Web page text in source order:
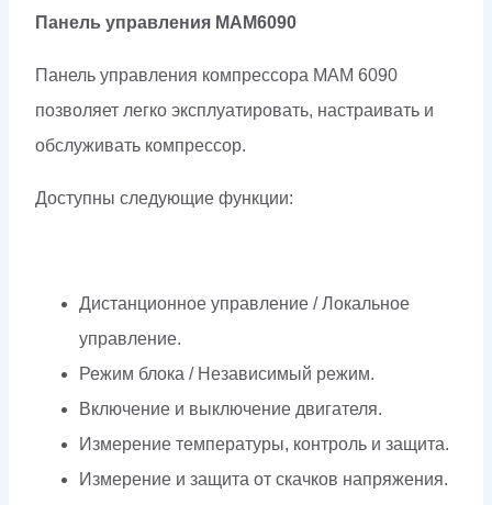
Панель управления МАМ6090
Панель управления компрессора МАМ 6090
позволяет легко эксплуатировать, настраивать и
обслуживать компрессор.
Доступны следующие функции:
Дистанционное управление / Локальное
управление.
Режим блока / Независимый режим.
Включение и выключение двигателя.
Измерение температуры, контроль и защита.
Измерение и защита от скачков напряжения.